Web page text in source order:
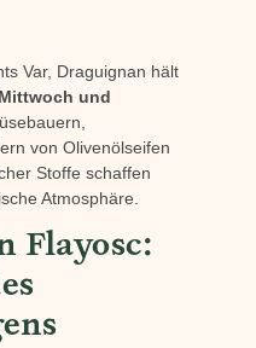
Var, Draguignan hält
und
von Olivenölseifen
Stoffe schaffen
Atmosphäre.
Flayosc: